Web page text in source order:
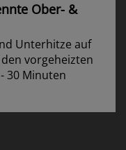
Ober- &
Unterhitze auf
vorgeheizten
30 Minuten